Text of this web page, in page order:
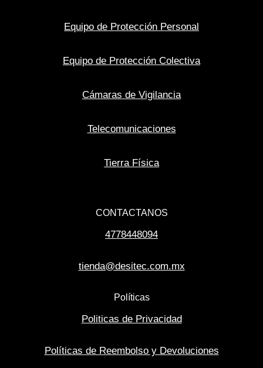
Equipo de Protección Personal
Equipo de Protección Colectiva
Cámaras de Vigilancia
Telecomunicaciones
Tierra Física
CONTACTANOS
4778448094
tienda@desitec.com.mx
Políticas
Politicas de Privacidad
Políticas de Reembolso y Devoluciones